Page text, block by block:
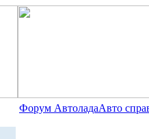
Форум АвтоладаАвто